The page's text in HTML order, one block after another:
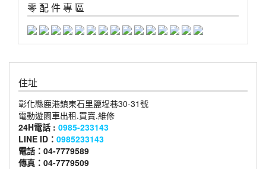
零 配 件 專 區
住址
彰化縣鹿港鎮東石里鹽埕巷30-31號
電動遊園車出租.買賣.維修
24H電話 : 0985-233143
LINE ID： 0985233143
電話：04-7779589
傳真：04-7779509